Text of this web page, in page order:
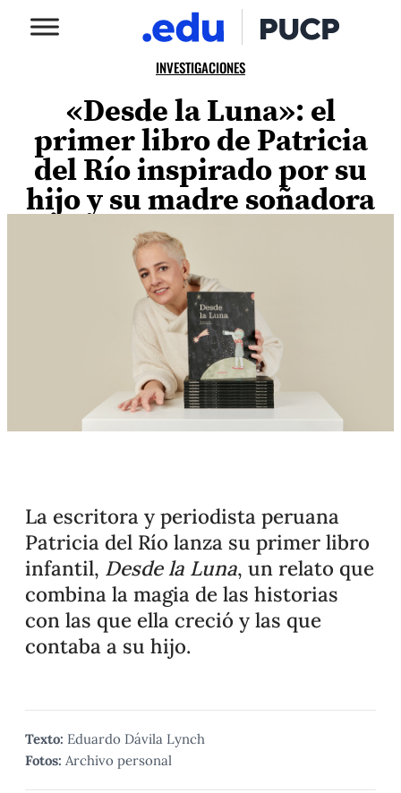
INVESTIGACIONES
«Desde la Luna»: el
primer libro de Patricia
del Río inspirado por su
hijo y su madre soñadora
La escritora y periodista peruana
Patricia del Río lanza su primer libro
infantil, Desde la Luna, un relato que
combina la magia de las historias
con las que ella creció y las que
contaba a su hijo.
Texto: Eduardo Dávila Lynch
Fotos: Archivo personal